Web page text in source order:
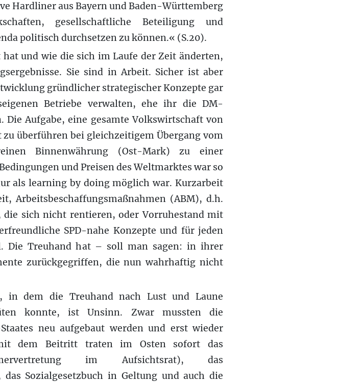
Hardliner aus Bayern und Baden-Württemberg
gesellschaftliche Beteiligung und
politisch durchsetzen zu können.« (S.20).
und wie die sich im Laufe der Zeit änderten,
Sie sind in Arbeit. Sicher ist aber
gründlicher strategischer Konzepte gar
Betriebe verwalten, ehe ihr die DM-
Aufgabe, eine gesamte Volkswirtschaft von
überführen bei gleichzeitigem Übergang vom
Binnenwährung (Ost-Mark) zu einer
und Preisen des Weltmarktes war so
als learning by doing möglich war. Kurzarbeit
Arbeitsbeschaffungsmaßnahmen (ABM), d.h.
sich nicht rentieren, oder Vorruhestand mit
SPD-nahe Konzepte und für jeden
Die Treuhand hat – soll man sagen: in ihrer
zurückgegriffen, die nun wahrhaftig nicht
in dem die Treuhand nach Lust und Laune
konnte, ist Unsinn. Zwar mussten die
neu aufgebaut werden und erst wieder
dem Beitritt traten im Osten sofort das
im Aufsichtsrat), das
das Sozialgesetzbuch in Geltung und auch die